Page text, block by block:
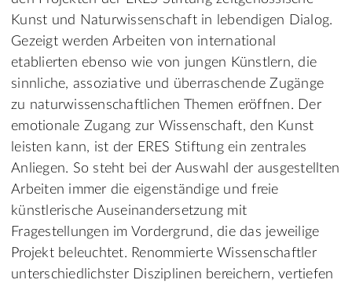
Kunst und Naturwissenschaft in lebendigen Dialog.
Gezeigt werden Arbeiten von international
etablierten ebenso wie von jungen Künstlern, die
sinnliche, assoziative und überraschende Zugänge
zu naturwissenschaftlichen Themen eröffnen. Der
emotionale Zugang zur Wissenschaft, den Kunst
leisten kann, ist der ERES Stiftung ein zentrales
Anliegen. So steht bei der Auswahl der ausgestellten
Arbeiten immer die eigenständige und freie
künstlerische Auseinandersetzung mit
Fragestellungen im Vordergrund, die das jeweilige
Projekt beleuchtet. Renommierte Wissenschaftler
unterschiedlichster Disziplinen bereichern, vertiefen